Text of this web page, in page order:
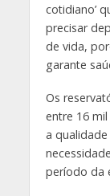
cotidiano’
precisar
de vida,
garante
Os
entre 16
a
período da